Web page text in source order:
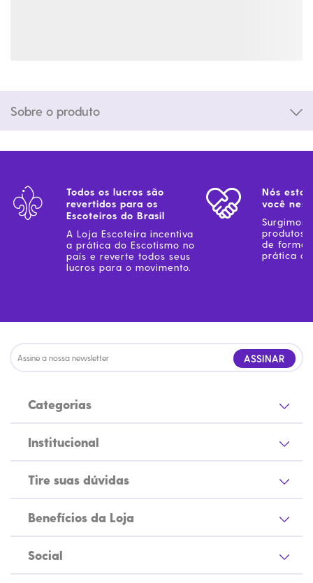
Sobre o produto
Todos os lucros são
revertidos para os
Escoteiros do Brasil
A Loja Escoteira incentiva
a prática do Escotismo no
país e reverte todos seus
lucros para o movimento.
Nós
você
Surgimos
produtos
de forma
prática
ASSINAR
Categorias
Institucional
Tire suas dúvidas
Benefícios da Loja
Social